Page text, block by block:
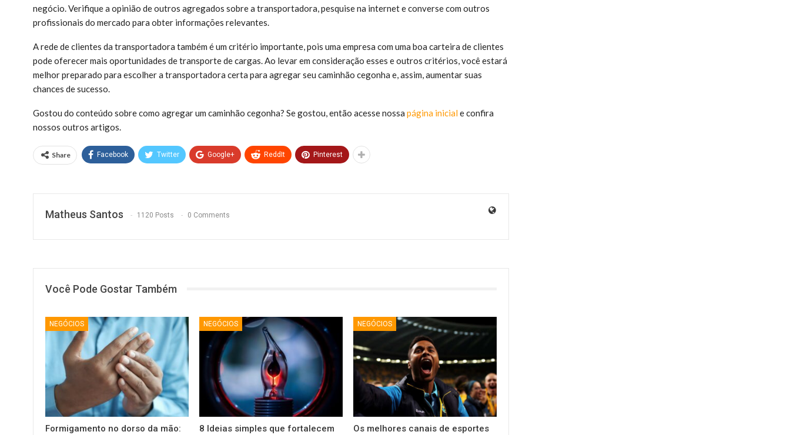
negócio. Verifique a opinião de outros agregados sobre a transportadora, pesquise na internet e converse com outros
profissionais do mercado para obter informações relevantes.
A rede de clientes da transportadora também é um critério importante, pois uma empresa com uma boa carteira de clientes
pode oferecer mais oportunidades de transporte de cargas. Ao levar em consideração esses e outros critérios, você estará
melhor preparado para escolher a transportadora certa para agregar seu caminhão cegonha e, assim, aumentar suas
chances de sucesso.
Gostou do conteúdo sobre como agregar um caminhão cegonha? Se gostou, então acesse nossa página iniciale confira
nossos outros artigos.
Share Facebook Twitter Google+ ReddIt Pinterest
Matheus Santos 1120 Posts 0 Comments
Você Pode Gostar Também
NEGÓCIOS
Formigamento no dorso da mão:
NEGÓCIOS
8 Ideias simples que fortalecem
NEGÓCIOS
Os melhores canais de esportes